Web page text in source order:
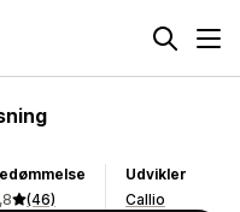
(46)
Udvikler
Callio